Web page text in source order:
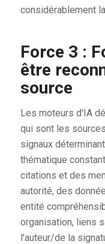
considérablement
Force 3 :
être
source
Les moteurs d'IA
qui sont les
signaux
thématique
citations et des
autorité, des
entité
organisation, liens
l'auteur/de la